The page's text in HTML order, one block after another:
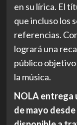
en su lírica. El
que incluso los
referencias.
logrará una
público
la música.
NOLA entrega
de mayo desde